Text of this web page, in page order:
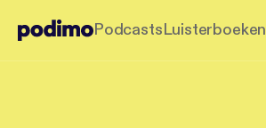
PodcastsLuisterboeken